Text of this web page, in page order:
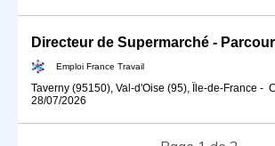
Emploi France Travail
Taverny (95150), Val-d'Oise (95), Île-de-France -
28/07/2026